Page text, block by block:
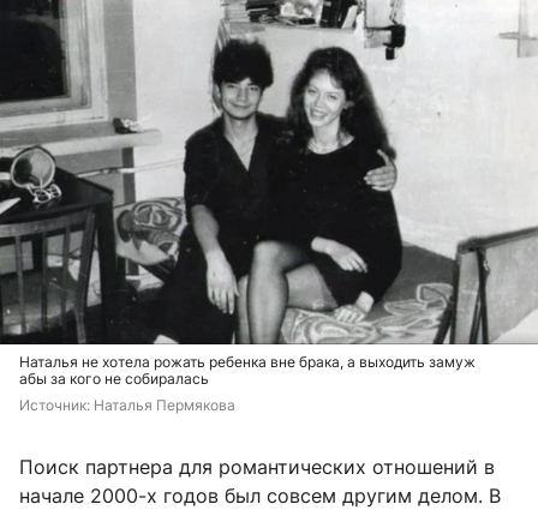
Наталья не хотела рожать ребенка вне брака, а выходить замуж
абы за кого не собиралась
Источник: Наталья Пермякова
Поиск партнера для романтических отношений в
начале 2000-х годов был совсем другим делом. В